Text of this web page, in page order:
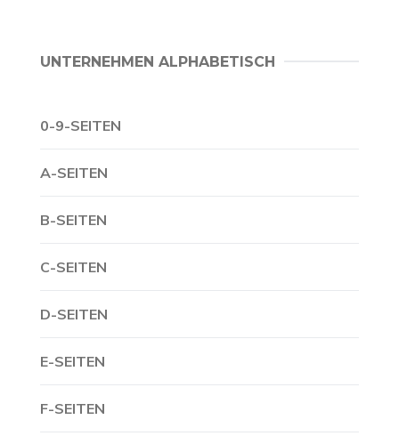
UNTERNEHMEN ALPHABETISCH
0-9-SEITEN
A-SEITEN
B-SEITEN
C-SEITEN
D-SEITEN
E-SEITEN
F-SEITEN